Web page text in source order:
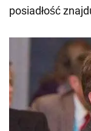
posiadłość